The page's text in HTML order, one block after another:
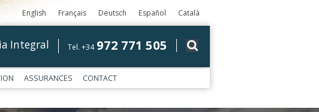
English Français Deutsch Español Català
Tel. +34 972 771 505
Integral
ASSURANCES CONTACT